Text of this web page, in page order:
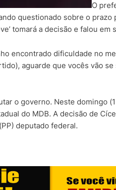
O
questionado sobre o prazo
tomará a decisão e falou em
encontrado dificuldade no
aguarde que vocês vão
o governo. Neste domingo
do MDB. A decisão de
deputado federal.